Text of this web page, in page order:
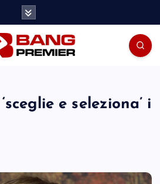
e seleziona’ i